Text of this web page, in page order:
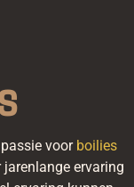
voor boilies
ervaring